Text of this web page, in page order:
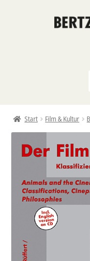
Zur
Zum
Coming
Politik
PROKLA
Open
Film & Kultur
Autor*innen
Start Film & Kultur